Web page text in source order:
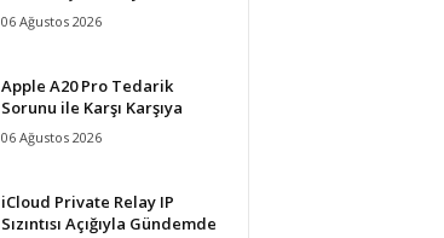
06 Ağustos 2026
Apple A20 Pro Tedarik
Sorunu ile Karşı Karşıya
06 Ağustos 2026
iCloud Private Relay IP
Sızıntısı Açığıyla Gündemde